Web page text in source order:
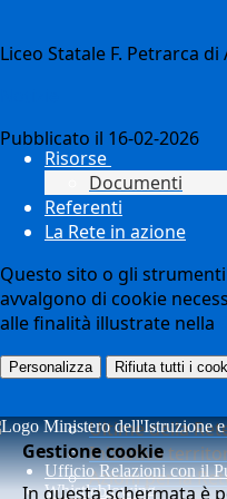
Risorse
Documenti
Referenti
La Rete in azione
Ultime della
Iniziative
Azioni per la
Liceo Statale F. Petrarca di
Pubblicato il 16-02-2026
Questo sito o gli
avvalgono di cookie
alle finalità illustrate nella
Personalizza Rifiuta tutti i
Gestione cookie
In questa schermata è
Ufficio Relazioni con il
Whistleblowing